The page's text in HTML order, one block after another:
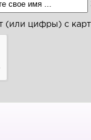
(или цифры) с